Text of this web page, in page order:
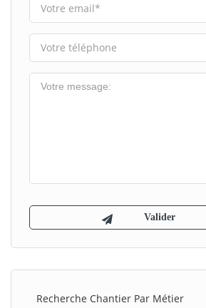
Recherche Chantier Par Métier